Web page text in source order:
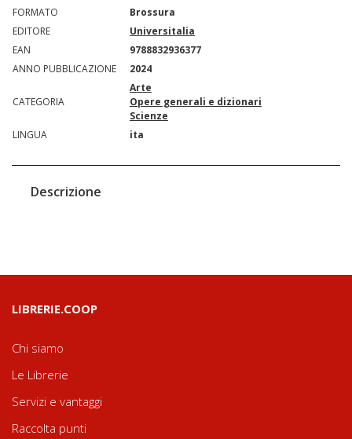
FORMATO
Brossura
EDITORE
Universitalia
EAN
9788832936377
ANNO PUBBLICAZIONE
2024
CATEGORIA
Arte
Opere generali e dizionari
Scienze
LINGUA
ita
Descrizione
LIBRERIE.COOP
Chi siamo
Le Librerie
Servizi e vantaggi
Raccolta punti